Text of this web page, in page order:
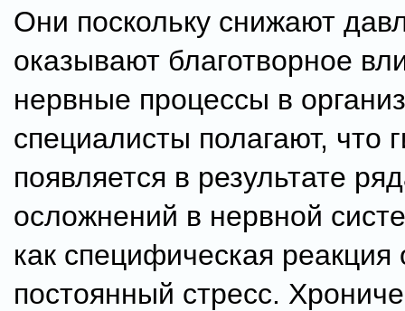
Они поскольку снижают
оказывают благотворное
нервные процессы в
специалисты полагают, что
появляется в результате
осложнений в нервной
как специфическая реакция
постоянный стресс.